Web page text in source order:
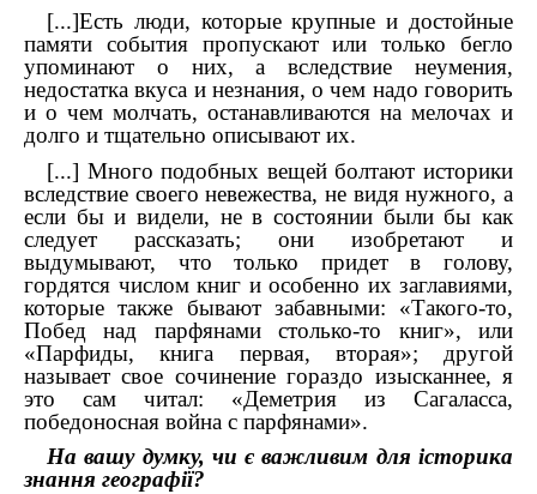
[...]Есть люди, которые крупные и достойные
памяти события пропускают или только бегло
упоминают о них, а вследствие неумения,
недостатка вкуса и незнания, о чем надо говорить
и о чем молчать, останавливаются на мелочах и
долго и тщательно описывают их.
[...] Много подобных вещей болтают историки
вследствие своего невежества, не видя нужного, а
если бы и видели, не в состоянии были бы как
следует рассказать; они изобретают и
выдумывают, что только придет в голову,
гордятся числом книг и особенно их заглавиями,
которые также бывают забавными: «Такого-то,
Побед над парфянами столько-то книг», или
«Парфиды, книга первая, вторая»; другой
называет свое сочинение гораздо изысканнее, я
это сам читал: «Деметрия из Сагаласса,
победоносная война с парфянами».
На вашу думку, чи є важливим для історика
знання географії?